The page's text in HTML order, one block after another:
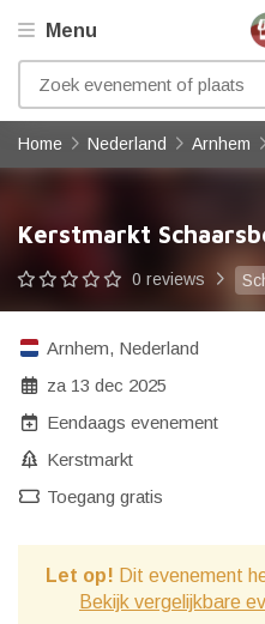
Menu
Home Nederland Arnhem
Kerstmarkt
0 reviews
Arnhem, Nederland
za 13 dec 2025
Eendaags evenement
Kerstmarkt
Toegang gratis
Let op! Dit evenement
Bekijk vergelijkbare